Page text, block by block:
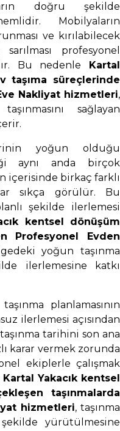
doğru şekilde
Mobilyaların
ve kırılabilecek
profesyonel
Bu nedenle
Kartal
taşıma süreçlerinde
Nakliyat hizmetleri,
sağlayan
yoğun olduğu
aynı anda birçok
içerisinde birkaç farklı
sıkça görülür. Bu
şekilde ilerlemesi
kentsel dönüşüm
Profesyonel Evden
yoğun taşınma
ilerlemesine katkı
planlamasının
ilerlemesi açısından
tarihini son ana
karar vermek zorunda
ekiplerle çalışmak
Kartal Yakacık kentsel
taşınmalarda
hizmetleri, taşınma
yürütülmesine